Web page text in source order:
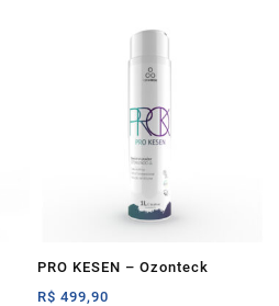
PRO KESEN – Ozonteck
R$ 499,90